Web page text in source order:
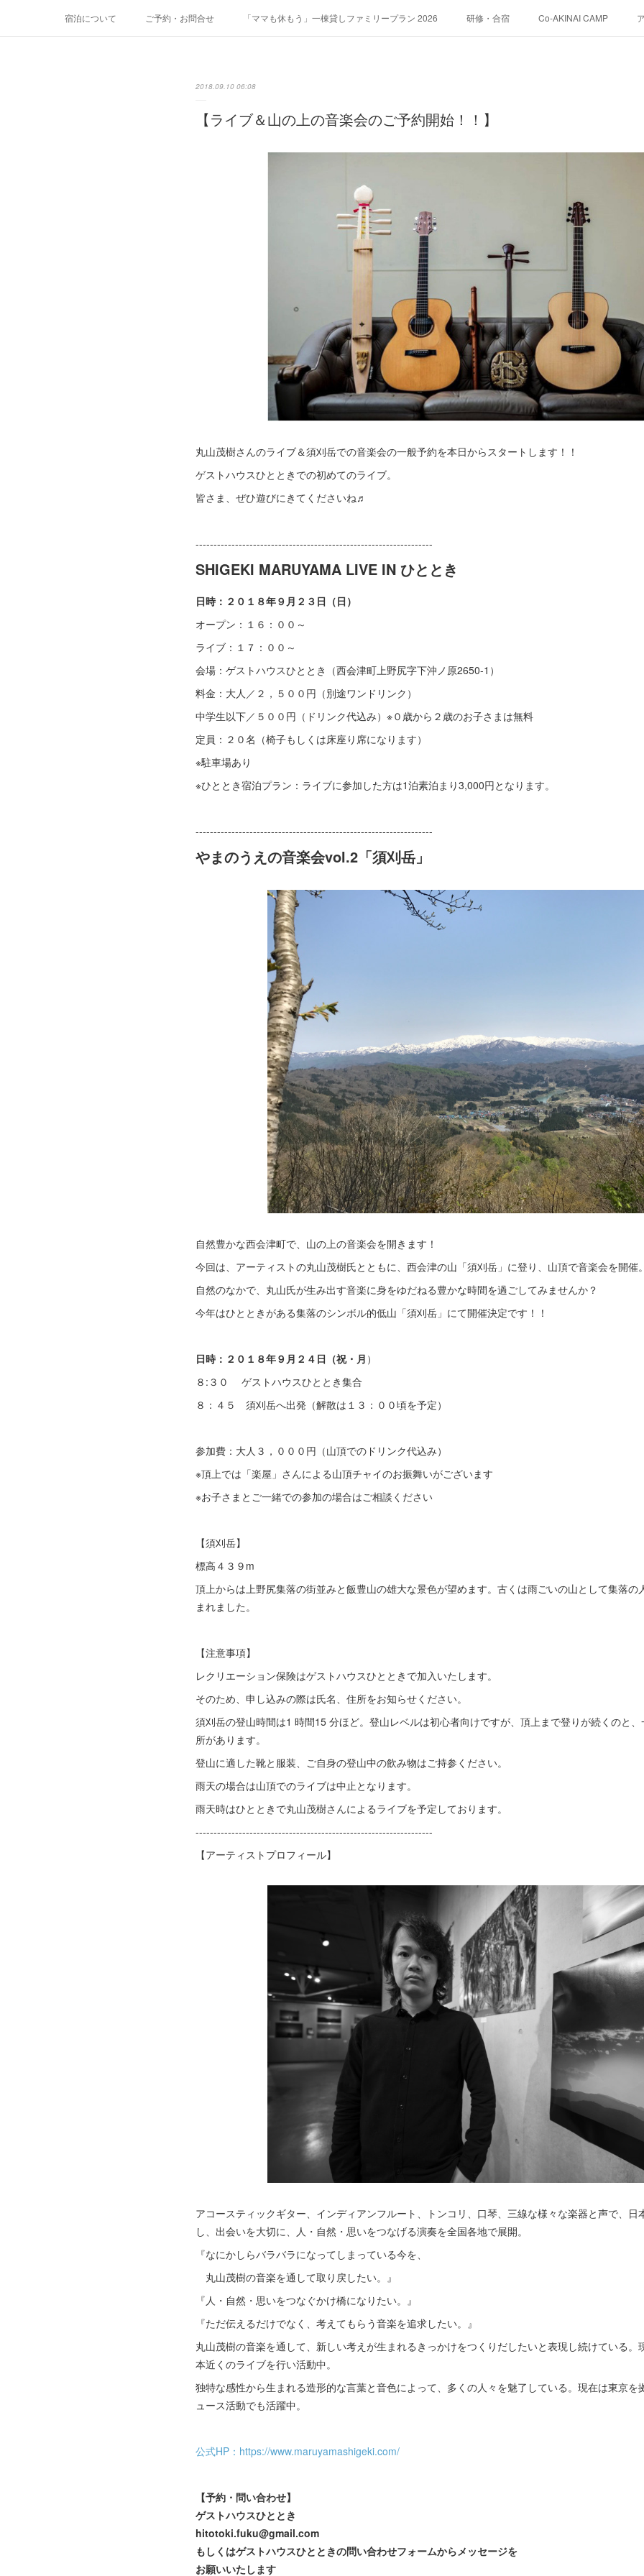
宿泊について ご予約・お問合せ 「ママも休もう」一棟貸しファミリープラン 2026 研修・合宿 Co-AKINAI CAMP
2018.09.10 06:08
【ライブ＆山の上の音楽会のご予約開始！！】
丸山茂樹さんのライブ＆須刈岳での音楽会の一般予約を本日からスタートします！！
ゲストハウスひとときでの初めてのライブ。
皆さま、ぜひ遊びにきてくださいね♬
------------------------------------------------------------------
SHIGEKI MARUYAMA LIVE IN ひととき
日時：２０１８年９月２３日（日）
オープン：１６：００～
ライブ：１７：００～
会場：ゲストハウスひととき（西会津町上野尻字下沖ノ原2650-1）
料金：大人／２，５００円（別途ワンドリンク）
中学生以下／５００円（ドリンク代込み）※０歳から２歳のお子さまは無料
定員：２０名（椅子もしくは床座り席になります）
※駐車場あり
※ひととき宿泊プラン：ライブに参加した方は1泊素泊まり3,000円となります。
------------------------------------------------------------------
やまのうえの音楽会vol.2「須刈岳」
自然豊かな西会津町で、山の上の音楽会を開きます！
今回は、アーティストの丸山茂樹氏とともに、西会津の山「須刈岳」に登り、山頂で音楽会を開催
自然のなかで、丸山氏が生み出す音楽に身をゆだねる豊かな時間を過ごしてみませんか？
今年はひとときがある集落のシンボル的低山「須刈岳」にて開催決定です！！
日時：２０１８年９月２４日（祝・月 ）
８:３０ ゲストハウスひととき集合
８：４５ 須刈岳へ出発（解散は１３：００頃を予定）
参加費：大人３，０００円（山頂でのドリンク代込み）
※頂上では「楽屋」さんによる山頂チャイのお振舞いがございます
※お子さまとご一緒での参加の場合はご相談ください
【須刈岳】
標高４３９m
頂上からは上野尻集落の街並みと飯豊山の雄大な景色が望めます。古くは雨ごいの山として集落の
まれました。
【注意事項】
レクリエーション保険はゲストハウスひとときで加入いたします。
そのため、申し込みの際は氏名、住所をお知らせください。
須刈岳の登山時間は1 時間15 分ほど。登山レベルは初心者向けですが、頂上まで登りが続くのと
所があります。
登山に適した靴と服装、ご自身の登山中の飲み物はご持参ください。
雨天の場合は山頂でのライブは中止となります。
雨天時はひとときで丸山茂樹さんによるライブを予定しております。
------------------------------------------------------------------
【アーティストプロフィール】
アコースティックギター、インディアンフルート、トンコリ、口琴、三線な様々な楽器と声で、日
し、出会いを大切に、人・自然・思いをつなげる演奏を全国各地で展開。
『なにかしらバラバラになってしまっている今を、​
​ 丸山茂樹の音楽を通して取り戻したい。』
『人・自然・思いをつなぐかけ橋になりたい。』
『ただ伝えるだけでなく、考えてもらう音楽を追求したい。』
丸山茂樹の音楽を通して、新しい考えが生まれるきっかけをつくりだしたいと表現し続けている。
本近くのライブを行い活動中。
独特な感性から生まれる造形的な言葉と音色によって、多くの人々を魅了している。現在は東京を
ュース活動でも活躍中。
公式HP：https://www.maruyamashigeki.com/
【予約・問い合わせ】
ゲストハウスひととき
hitotoki.fuku@gmail.com
もしくはゲストハウスひとときの問い合わせフォームからメッセージを
お願いいたします